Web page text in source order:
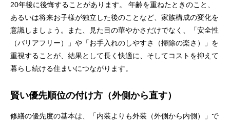
20年後に後悔することがあります。 年齢を重ねたときのこと、
あるいは将来お子様が独立した後のことなど、家族構成の変化を
意識しましょう。また、見た目の華やかさだけでなく、「安全性
（バリアフリー）」や「お手入れのしやすさ（掃除の楽さ）」を
重視することが、結果として長く快適に、そしてコストを抑えて
暮らし続ける住まいにつながります。
賢い優先順位の付け方（外側から直す）
修繕の優先度の基本は、「内装よりも外装（外側から内側）」で